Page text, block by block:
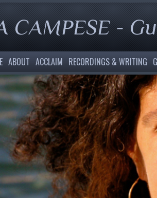
CAMPESE -
ABOUT ACCLAIM RECORDINGS & WRITING